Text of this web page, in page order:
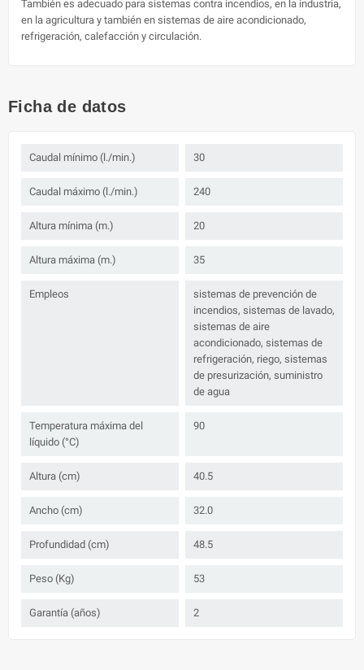
También es adecuado para sistemas contra incendios, en la industria,
en la agricultura y también en sistemas de aire acondicionado,
refrigeración, calefacción y circulación.
Ficha de datos
Caudal mínimo (l./min.) 30
Caudal máximo (l./min.) 240
Altura mínima (m.) 20
Altura máxima (m.) 35
Empleos
sistemas de prevención de
incendios, sistemas de lavado,
sistemas de aire
acondicionado, sistemas de
refrigeración, riego, sistemas
de presurización, suministro
de agua
Temperatura máxima del
líquido (°C)
90
Altura (cm) 40.5
Ancho (cm) 32.0
Profundidad (cm) 48.5
Peso (Kg) 53
Garantía (años) 2